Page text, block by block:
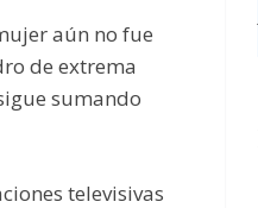
aún no fue
de extrema
sumando
televisivas